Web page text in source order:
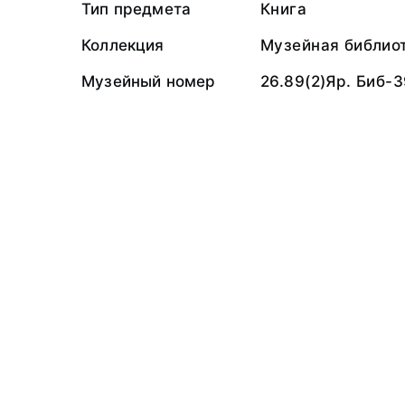
Тип предмета
Книга
Коллекция
Музейная
Музейный номер
26.89(2)Яр. Биб-